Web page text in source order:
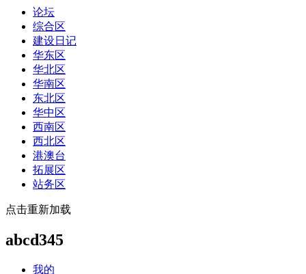
论坛
综合区
建设日记
华东区
华北区
华南区
东北区
华中区
西南区
西北区
港澳台
拓展区
站务区
点击重新加载
abcd345
我的